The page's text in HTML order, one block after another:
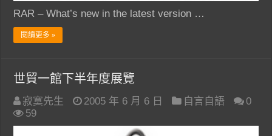
RAR – What’s new in the latest version …
閱讀更多 »
世貿一館下半年度展覽
寂寞先生 2005 年 6 月 6 日 自言自語
0
59